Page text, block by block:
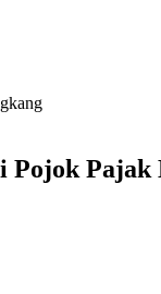
Pajak